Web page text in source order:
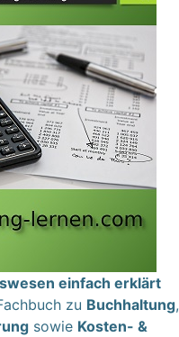
einfach erklärt
zu Buchhaltung,
sowie Kosten- &